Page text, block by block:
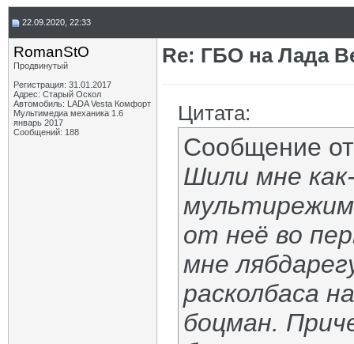
22.09.2020, 22:33
RomanStO
Продвинутый
Регистрация: 31.01.2017
Адрес: Старый Оскол
Автомобиль: LADA Vesta Комфорт
Мультимедиа механика 1.6
январь 2017
Сообщений: 188
Re: ГБО на Лада
Цитата:
Сообщение
Шили мне
от неё во
мне
расколбаса
боцман.